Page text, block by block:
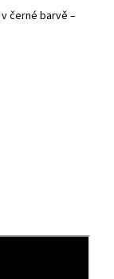
v černé barvě –